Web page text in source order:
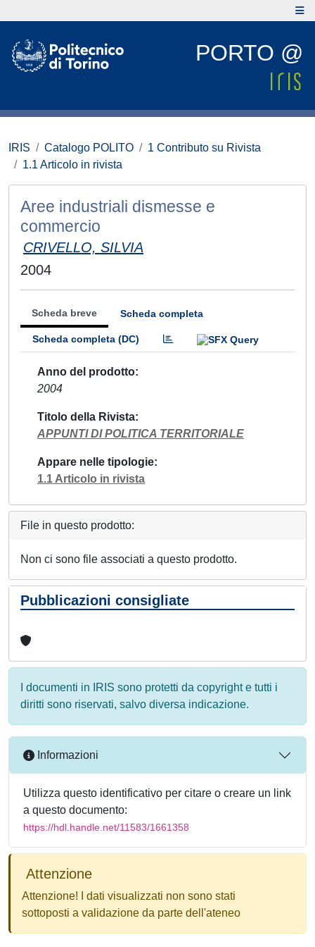
PORTO @
IRIS Catalogo POLITO
1 Contributo su Rivista
1.1 Articolo in rivista
Aree industriali dismesse e
commercio
CRIVELLO, SILVIA
2004
Scheda breve Scheda completa
Scheda completa (DC)
Anno del prodotto
2004
Titolo della Rivista
APPUNTI DI POLITICA TERRITORIALE
Appare nelle tipologie
1.1 Articolo in rivista
File in questo prodotto:
Non ci sono file associati a questo prodotto.
Pubblicazioni consigliate
I documenti in IRIS sono protetti da copyright e tutti i
diritti sono riservati, salvo diversa indicazione.
Informazioni
Utilizza questo identificativo per citare o creare un link
a questo documento:
https://hdl.handle.net/11583/1661358
Attenzione
Attenzione! I dati visualizzati non sono stati
sottoposti a validazione da parte dell'ateneo